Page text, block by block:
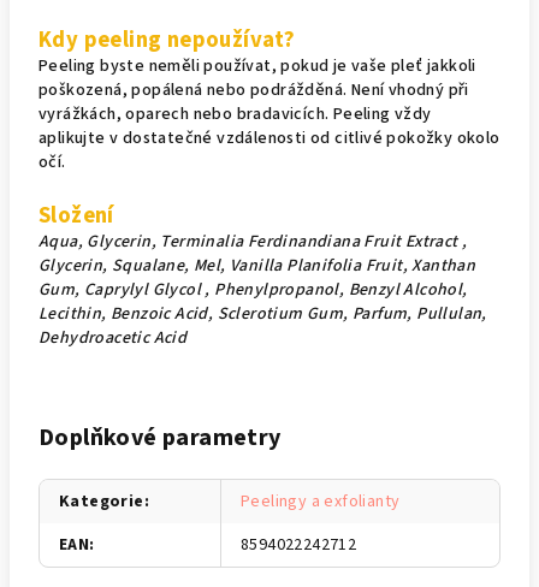
Kdy peeling nepoužívat?
Peeling byste neměli používat, pokud je vaše pleť jakkoli
poškozená, popálená nebo podrážděná. Není vhodný při
vyrážkách, oparech nebo bradavicích. Peeling vždy
aplikujte v dostatečné vzdálenosti od citlivé pokožky okolo
očí.
Složení
Aqua, Glycerin, Terminalia Ferdinandiana Fruit Extract ,
Glycerin, Squalane, Mel, Vanilla Planifolia Fruit, Xanthan
Gum, Caprylyl Glycol , Phenylpropanol, Benzyl Alcohol,
Lecithin, Benzoic Acid, Sclerotium Gum, Parfum, Pullulan,
Dehydroacetic Acid
Doplňkové parametry
Kategorie:
Peelingy a exfolianty
EAN: 8594022242712